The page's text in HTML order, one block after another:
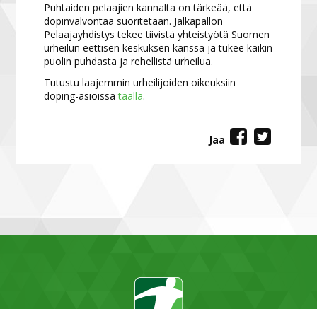
Puhtaiden pelaajien kannalta on tärkeää, että
dopinvalvontaa suoritetaan. Jalkapallon
Pelaajayhdistys tekee tiivistä yhteistyötä Suomen
urheilun eettisen keskuksen kanssa ja tukee kaikin
puolin puhdasta ja rehellistä urheilua.
Tutustu laajemmin urheilijoiden oikeuksiin
doping-asioissatäällä.
Jaa